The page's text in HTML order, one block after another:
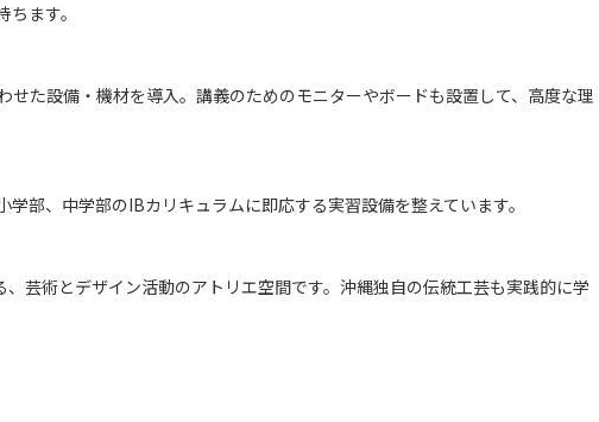
ます。
た設備・機材を導入。講義のためのモニターやボードも設置して、高度な理
部、中学部のIBカリキュラムに即応する実習設備を整えています。
芸術とデザイン活動のアトリエ空間です。沖縄独自の伝統工芸も実践的に学